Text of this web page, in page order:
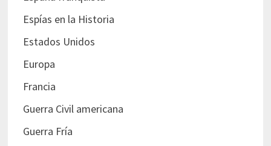
Espías en la Historia
Estados Unidos
Europa
Francia
Guerra Civil americana
Guerra Fría